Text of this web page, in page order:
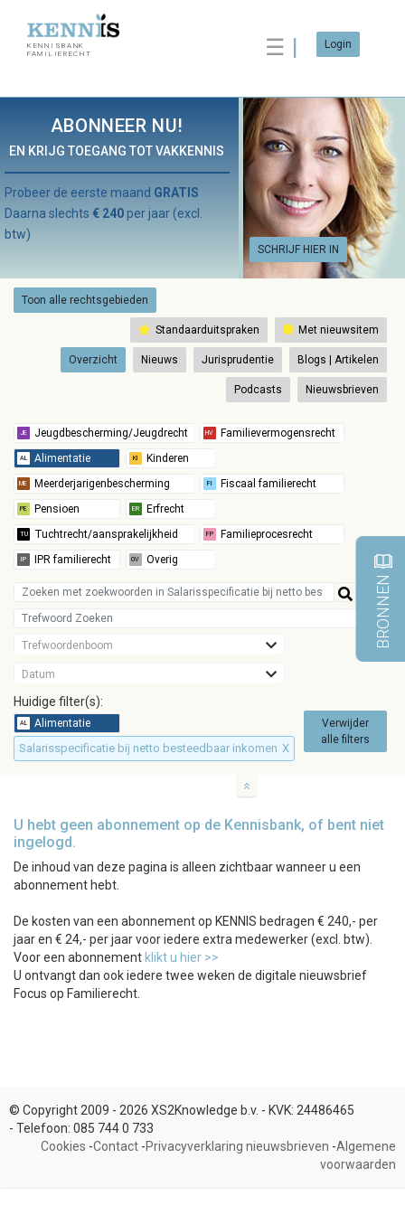
KENNISBANK
FAMILIERECHT
☰ Login
ABONNEER NU!
EN KRIJG TOEGANG TOT VAKKENNIS
SCHRIJF HIER IN
Probeer de eerste maand GRATIS
Daarna slechts € 240 per jaar (excl.
btw)
Toon alle rechtsgebieden
Standaarduitspraken Met nieuwsitem
Overzicht Nieuws Jurisprudentie Blogs | Artikelen
Podcasts Nieuwsbrieven
Trefwoordenboom
Datum
Huidige filter(s):
Salarisspecificatie bij netto besteedbaar inkomen X
Verwijder
alle filters
U hebt geen abonnement op de Kennisbank, of bent niet
ingelogd.
De inhoud van deze pagina is alleen zichtbaar wanneer u een
abonnement hebt.
De kosten van een abonnement op KENNIS bedragen € 240,- per
jaar en € 24,- per jaar voor iedere extra medewerker (excl. btw).
Voor een abonnement klikt u hier >>
U ontvangt dan ook iedere twee weken de digitale nieuwsbrief
Focus op Familierecht.
BRONNEN
© Copyright 2009 - 2026 XS2Knowledge b.v. - KVK: 24486465
- Telefoon: 085 744 0 733
Cookies -Contact -Privacyverklaring nieuwsbrieven -Algemene
voorwaarden